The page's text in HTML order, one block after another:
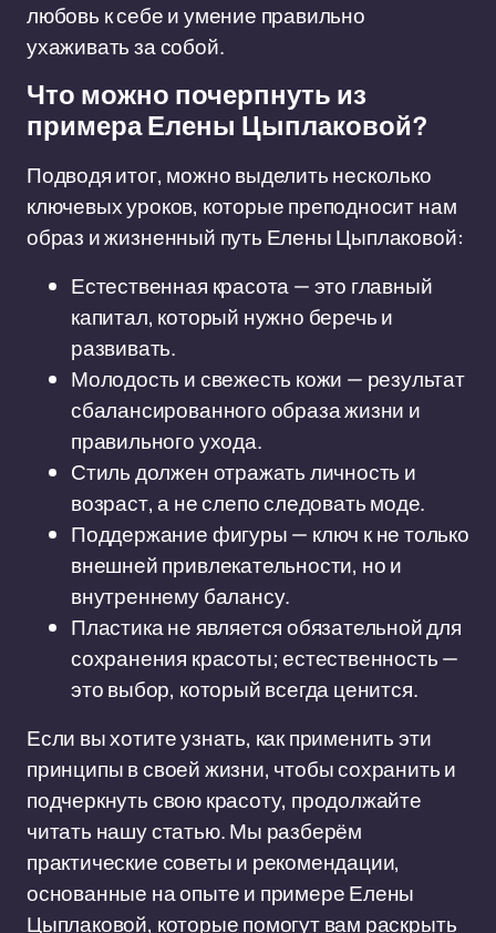
любовь к себе и умение правильно
ухаживать за собой.
Что можно почерпнуть из
примера Елены Цыплаковой?
Подводя итог, можно выделить несколько
ключевых уроков, которые преподносит нам
образ и жизненный путь Елены Цыплаковой:
Естественная красота — это главный
капитал, который нужно беречь и
развивать.
Молодость и свежесть кожи — результат
сбалансированного образа жизни и
правильного ухода.
Стиль должен отражать личность и
возраст, а не слепо следовать моде.
Поддержание фигуры — ключ к не только
внешней привлекательности, но и
внутреннему балансу.
Пластика не является обязательной для
сохранения красоты; естественность —
это выбор, который всегда ценится.
Если вы хотите узнать, как применить эти
принципы в своей жизни, чтобы сохранить и
подчеркнуть свою красоту, продолжайте
читать нашу статью. Мы разберём
практические советы и рекомендации,
основанные на опыте и примере Елены
Цыплаковой, которые помогут вам раскрыть